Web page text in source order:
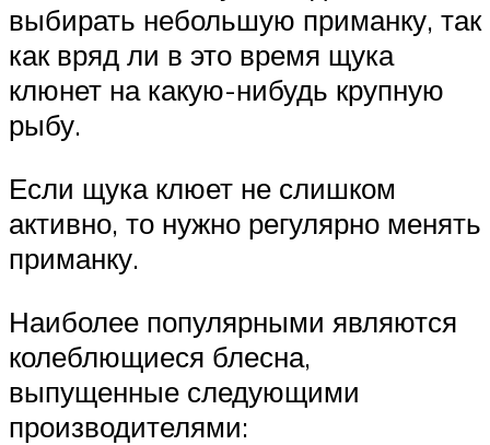
выбирать небольшую приманку, так
как вряд ли в это время щука
клюнет на какую-нибудь крупную
рыбу.
Если щука клюет не слишком
активно, то нужно регулярно менять
приманку.
Наиболее популярными являются
колеблющиеся блесна,
выпущенные следующими
производителями: